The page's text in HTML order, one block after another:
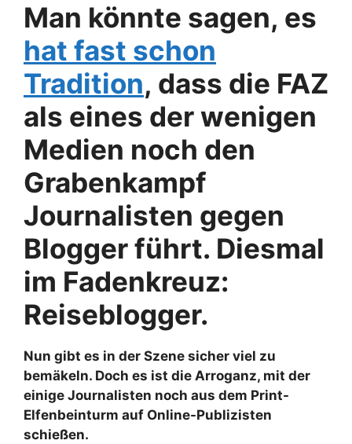
Man könnte sagen, es
hat fast schon
Tradition, dass die FAZ
als eines der wenigen
Medien noch den
Grabenkampf
Journalisten gegen
Blogger führt. Diesmal
im Fadenkreuz:
Reiseblogger.
Nun gibt es in der Szene sicher viel zu
bemäkeln. Doch es ist die Arroganz, mit der
einige Journalisten noch aus dem Print-
Elfenbeinturm auf Online-Publizisten
schießen.